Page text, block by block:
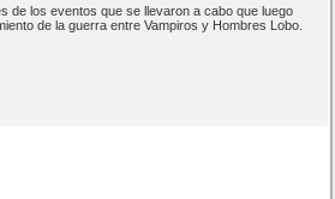
de los eventos que se llevaron a cabo que luego
de la guerra entre Vampiros y Hombres Lobo.